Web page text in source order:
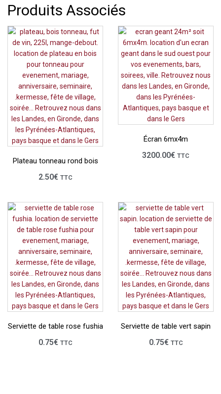
Produits Associés
Plateau tonneau rond bois
2.50€ TTC
Écran 6mx4m
3200.00€ TTC
Serviette de table rose fushia
0.75€ TTC
Serviette de table vert sapin
0.75€ TTC